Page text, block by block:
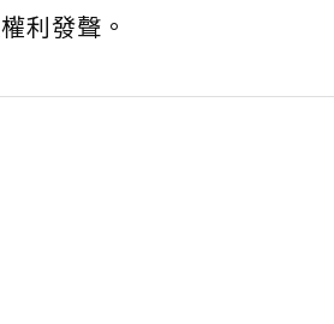
利發聲。